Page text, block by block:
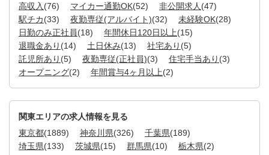
高収入 (76) マイカー通勤OK(52) 非公開求人 (47)
駅チカ(33) 夜勤専従(アルバイト)(32) 未経験OK(28)
日勤のみ正社員(18) 年間休日120日以上(15)
退職金あり (14) 土日休み(13) 社宅あり (5)
託児所あり (5) 夜勤専従(正社員)(3) 住宅手当あり (3)
オープニング(2) 年間賞与4ヶ月以上(2)
関東エリアの求人情報を見る
東京都(1889) 神奈川県(326) 千葉県(189)
埼玉県(133) 茨城県(15) 群馬県(10) 栃木県(2)